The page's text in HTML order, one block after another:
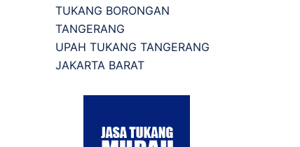
TUKANG BORONGAN
TANGERANG
UPAH TUKANG TANGERANG
JAKARTA BARAT